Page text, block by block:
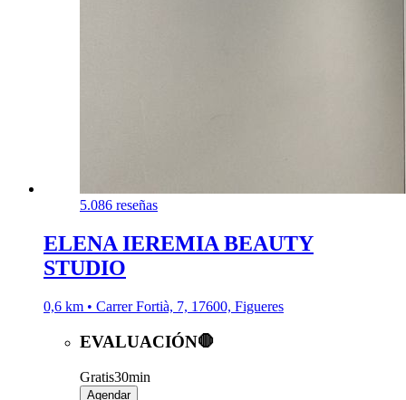
5.086 reseñas
ELENA IEREMIA BEAUTY
STUDIO
0,6 km • Carrer Fortià, 7, 17600, Figueres
EVALUACIÓN🛑
Gratis30min
Agendar